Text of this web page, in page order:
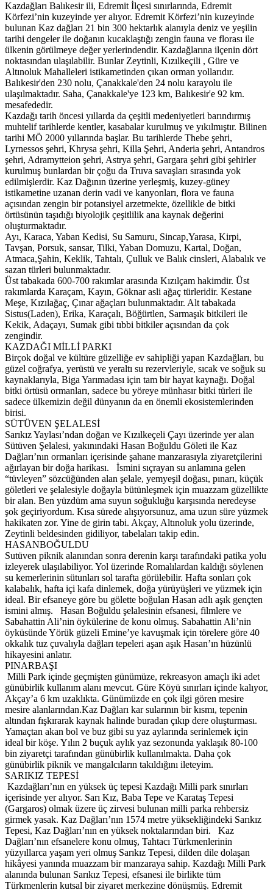
Kazdağları Balıkesir ili, Edremit İlçesi sınırlarında, Edremit
Körfezi’nin kuzeyinde yer alıyor. Edremit Körfezi’nin kuzeyinde
bulunan Kaz dağları 21 bin 300 hektarlık alanıyla deniz ve yeşilin
tarihi dengeler ile doğanın kucaklaştığı zengin fauna ve florası ile
ülkenin görülmeye değer yerlerindendir. Kazdağlarına ilçenin dört
noktasından ulaşılabilir. Bunlar Zeytinli, Kızılkeçili , Güre ve
Altınoluk Mahalleleri istikametinden çıkan orman yollarıdır.
Balıkesir'den 230 nolu, Çanakkale'den 24 nolu karayolu ile
ulaşılmaktadır. Saha, Çanakkale'ye 123 km, Balıkesir'e 92 km.
mesafededir.
Kazdağı tarih öncesi yıllarda da çeşitli medeniyetleri barındırmış
muhtelif tarihlerde kentler, kasabalar kurulmuş ve yıkılmıştır. Bilinen
tarihi MÖ 2000 yıllarında başlar. Bu tarihlerde Thebe şehri,
Lyrnessos şehri, Khrysa şehri, Killa Şehri, Anderia şehri, Antandros
şehri, Adramytteion şehri, Astrya şehri, Gargara şehri gibi şehirler
kurulmuş bunlardan bir çoğu da Truva savaşları sırasında yok
edilmişlerdir. Kaz Dağının üzerine yerleşmiş, kuzey-güney
istikametine uzanan derin vadi ve kanyonları, flora ve fauna
açısından zengin bir potansiyel arzetmekte, özellikle de bitki
örtüsünün taşıdığı biyolojik çeşitlilik ana kaynak değerini
oluşturmaktadır.
Ayı, Karaca, Yaban Kedisi, Su Samuru, Sincap,Yarasa, Kirpi,
Tavşan, Porsuk, sansar, Tilki, Yaban Domuzu, Kartal, Doğan,
Atmaca,Şahin, Keklik, Tahtalı, Çulluk ve Balık cinsleri, Alabalık ve
sazan türleri bulunmaktadır.
Üst tabakada 600-700 rakımlar arasında Kızılçam hakimdir. Üst
rakımlarda Karaçam, Kayın, Göknar asli ağaç türleridir. Kestane
Meşe, Kızılağaç, Çınar ağaçları bulunmaktadır. Alt tabakada
Sistus(Laden), Erika, Karaçalı, Böğürtlen, Sarmaşık bitkileri ile
Kekik, Adaçayı, Sumak gibi tıbbi bitkiler açısından da çok
zengindir.
KAZDAĞI MİLLİ PARKI
Birçok doğal ve kültüre güzelliğe ev sahipliği yapan Kazdağları, bu
güzel coğrafya, yerüstü ve yeraltı su rezervleriyle, sıcak ve soğuk su
kaynaklarıyla, Biga Yarımadası için tam bir hayat kaynağı. Doğal
bitki örtüsü ormanları, sadece bu yöreye münhasır bitki türleri ile
sadece ülkemizin değil dünyanın da en önemli ekosistemlerinden
birisi.
SÜTÜVEN ŞELALESİ
Sarıkız Yaylası’ndan doğan ve Kızılkeçeli Çayı üzerinde yer alan
Sütüven Şelalesi, yakınındaki Hasan Boğuldu Göleti ile Kaz
Dağları’nın ormanları içerisinde şahane manzarasıyla ziyaretçilerini
ağırlayan bir doğa harikası. İsmini sıçrayan su anlamına gelen
“tüvleyen” sözcüğünden alan şelale, yemyeşil doğası, pınarı, küçük
göletleri ve şelalesiyle doğayla bütünleşmek için muazzam güzellikte
bir alan. Ben yüzdüm ama suyun soğukluğu karşısında neredeyse
şok geçiriyordum. Kısa sürede alışıyorsunuz, ama uzun süre yüzmek
hakikaten zor. Yine de girin tabi. Akçay, Altınoluk yolu üzerinde,
Zeytinli beldesinden gidiliyor, tabelaları takip edin.
HASANBOĞULDU
Sutüven piknik alanından sonra derenin karşı tarafındaki patika yolu
izleyerek ulaşılabiliyor. Yol üzerinde Romalılardan kaldığı söylenen
su kemerlerinin sütunları sol tarafta görülebilir. Hafta sonları çok
kalabalık, hafta içi kafa dinlemek, doğa yürüyüşleri ve yüzmek için
ideal. Bir efsaneye göre bu gölette boğulan Hasan adlı aşık gençten
ismini almış. Hasan Boğuldu şelalesinin efsanesi, filmlere ve
Sabahattin Ali’nin öykülerine de konu olmuş. Sabahattin Ali’nin
öyküsünde Yörük güzeli Emine’ye kavuşmak için törelere göre 40
okkalık tuz çuvalıyla dağları tepeleri aşan aşık Hasan’ın hüzünlü
hikayesini anlatır.
PINARBAŞI
Milli Park içinde geçmişten günümüze, rekreasyon amaçlı iki adet
günübirlik kullanım alanı mevcut. Güre Köyü sınırları içinde kalıyor,
Akçay’a 6 km uzaklıkta. Günümüzde en çok ilgi gören mesire
mesire alanlarından.Kaz Dağları kar sularının bir kısmı, tepenin
altından fışkırarak kaynak halinde buradan çıkıp dere oluşturması.
Yamaçtan akan bol ve buz gibi su yaz aylarında serinlemek için
ideal bir köşe. Yılın 2 buçuk aylık yaz sezonunda yaklaşık 80-100
bin ziyaretçi tarafından günübirlik kullanılmakta. Daha çok
günübirlik piknik ve mangalcıların takıldığını ileteyim.
SARIKIZ TEPESİ
Kazdağları’nın en yüksek üç tepesi Kazdağı Milli park sınırları
içerisinde yer alıyor. Sarı Kız, Baba Tepe ve Karataş Tepesi
(Gargaros) olmak üzere üç zirvesi bulunan milli parka rehbersiz
girmek yasak. Kaz Dağları’nın 1574 metre yüksekliğindeki Sarıkız
Tepesi, Kaz Dağları’nın en yüksek noktalarından biri. Kaz
Dağları’nın efsanelere konu olmuş, Tahtacı Türkmenlerinin
yüzyıllarca yaşam yeri olmuş Sarıkız Tepesi, dilden dile dolaşan
hikâyesi yanında muazzam bir manzaraya sahip. Kazdağı Milli Park
alanında bulunan Sarıkız Tepesi, efsanesi ile birlikte tüm
Türkmenlerin kutsal bir ziyaret merkezine dönüşmüş. Edremit